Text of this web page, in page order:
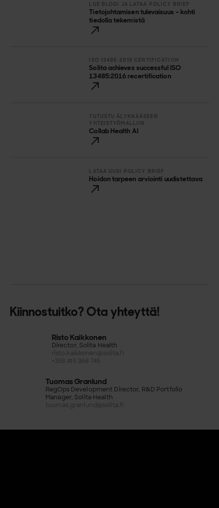
LUE BLOGI JA LATAA POLICY BRIEF
Tietojohtamisen tulevaisuus – kohti
tiedolla tekemistä
ISO 13485:2016 CERTIFICATION
Solita achieves successful ISO
13485:2016 recertification
TUTUSTU ÄLYKKÄÄSEEN
YHTEISTYÖMALLIIN
Collab Health AI
LATAA UUSI POLICY BRIEF
Hoidon tarpeen arviointi uudistettava
Kiinnostuitko? Ota yhteyttä!
Risto Kaikkonen
Director, Solita Health
risto.kaikkonen@solita.fi
+358 415 368 745
Tuomas Granlund
RegOps Development Director, R&D Portfolio
Manager, Solita Health
tuomas.granlund@solita.fi